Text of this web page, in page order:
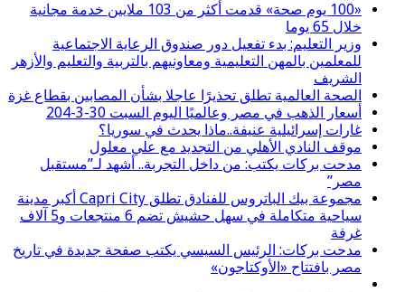
«100 يوم صحة» قدمت أكثر من 103 ملايين خدمة مجانية
خلال 65 يوما
وزير التعليم: بدء تفعيل دور صندوق الرعاية الاجتماعية
للمعلمين بالمهن التعليمية ومعاونيهم بالتربية والتعليم والأزهر
الشريف
الصحة العالمية تطلق تحذيرًا عاجلا بشأن المصابين بقطاع غزة
أسعار الذهب في مصر وعالميًا اليوم السبت 30-3-204
غارات إسرائيلية عنيفة..ماذا يحدث في سوريا؟
موقف النادي الأهلي من التجديد مع علي معلول
مدحت بركات يكتب: من داخل التجربة.. أشهد لـ”مستقبل
مصر”
مجموعة بيك الباتروس للفنادق تطلق Capri City أكبر مدينة
سياحية متكاملة في سهل حشيش تضم 6 منتجعات و5 آلاف
غرفة
مدحت بركات: الرئيس السيسي يكتب صفحة جديدة في تاريخ
مصر بافتتاح «الأوكتاجون»